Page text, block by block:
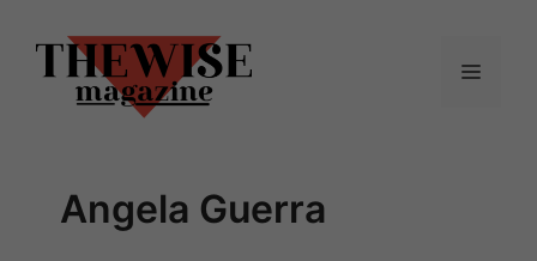
contenuto
Menu
Angela Guerra